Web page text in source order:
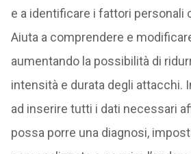
e a identificare i fattori personali
Aiuta a comprendere e
aumentando la possibilità di
intensità e durata degli attacchi.
ad inserire tutti i dati necessari
possa porre una diagnosi,